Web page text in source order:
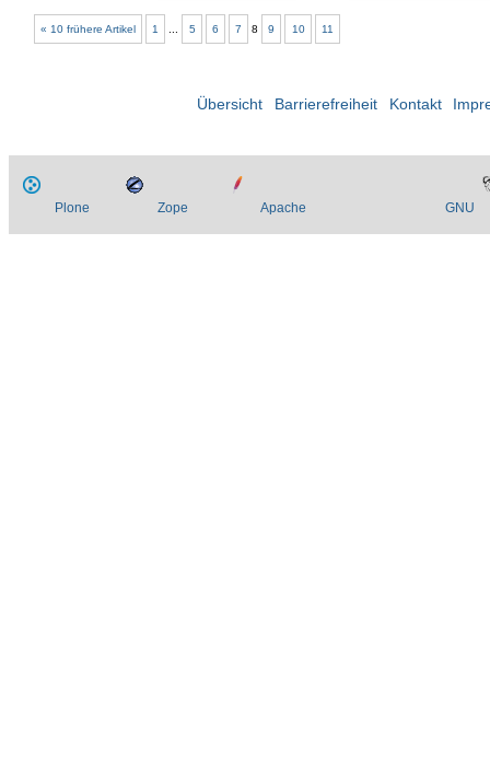
« 10 frühere Artikel 1 5 6 7 8 9 10 11
Übersicht Barrierefreiheit Kontakt
Plone Zope Apache GNU